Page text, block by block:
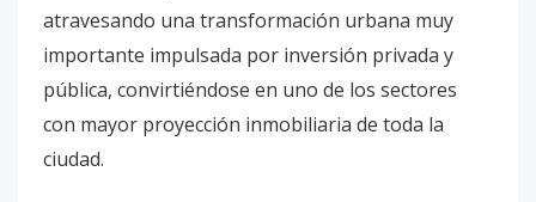
atravesando una transformación urbana muy
importante impulsada por inversión privada y
pública, convirtiéndose en uno de los sectores
con mayor proyección inmobiliaria de toda la
ciudad.